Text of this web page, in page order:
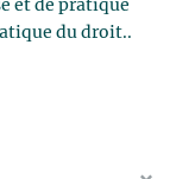
et de pratique
du droit..